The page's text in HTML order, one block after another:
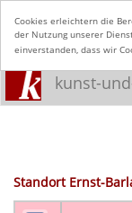
Cookies erleichtern die
der Nutzung unserer
einverstanden, dass wir
kunst-
Standort Ernst-